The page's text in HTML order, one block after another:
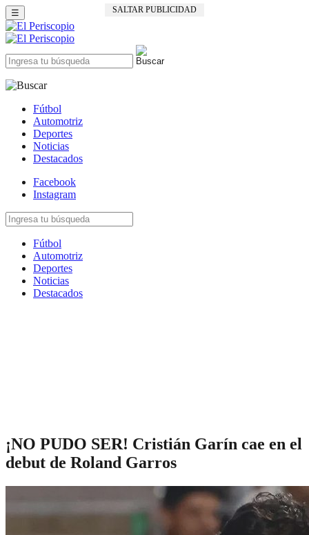
SALTAR PUBLICIDAD
☰
Fútbol
Automotriz
Deportes
Noticias
Destacados
Facebook
Instagram
Fútbol
Automotriz
Deportes
Noticias
Destacados
¡NO PUDO SER! Cristián Garín cae en el
debut de Roland Garros